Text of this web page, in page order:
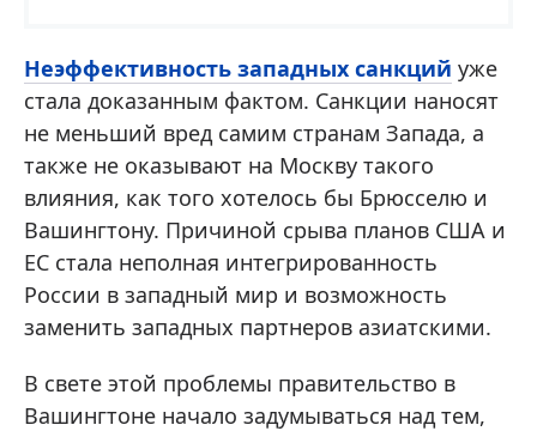
Неэффективность западных санкций уже
стала доказанным фактом. Санкции наносят
не меньший вред самим странам Запада, а
также не оказывают на Москву такого
влияния, как того хотелось бы Брюсселю и
Вашингтону. Причиной срыва планов США и
ЕС стала неполная интегрированность
России в западный мир и возможность
заменить западных партнеров азиатскими.
В свете этой проблемы правительство в
Вашингтоне начало задумываться над тем,